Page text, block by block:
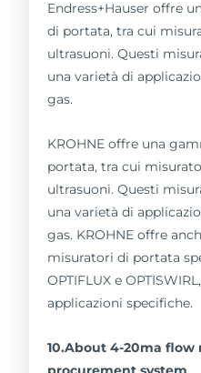
Endress+Hauser offre
di portata, tra cui
ultrasuoni. Questi
una varietà di
gas.
KROHNE offre una
portata, tra cui
ultrasuoni. Questi
una varietà di
gas. KROHNE offre
misuratori di portata
OPTIFLUX e
applicazioni specifiche.
10.About 4-20ma